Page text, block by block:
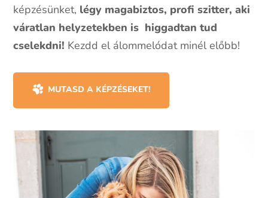
képzésünket, légy magabiztos, profi szitter, aki
váratlan helyzetekben is higgadtan tud
cselekdni! Kezdd el álommelódat minél előbb!
MUTASD A KÉPZÉSEKET!